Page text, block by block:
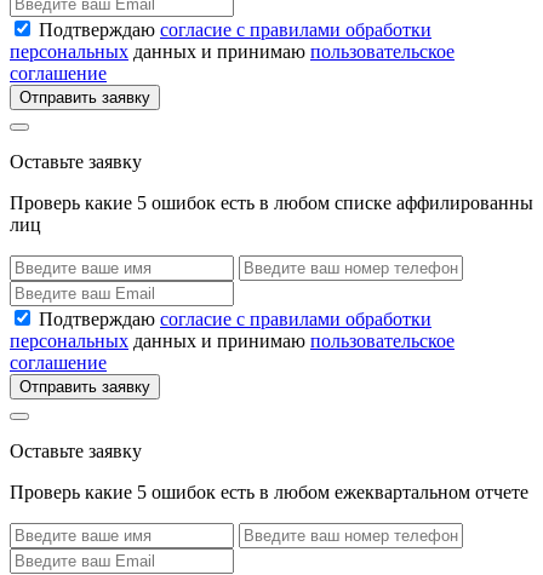
Подтверждаю согласие с правилами обработки
персональных данных и принимаю пользовательское
соглашение
Отправить заявку
Оставьте заявку
Проверь какие 5 ошибок есть в любом списке аффилированны
лиц
Подтверждаю согласие с правилами обработки
персональных данных и принимаю пользовательское
соглашение
Отправить заявку
Оставьте заявку
Проверь какие 5 ошибок есть в любом ежеквартальном отчете